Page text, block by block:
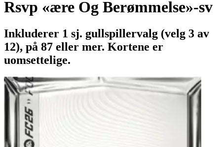
Rsvp «ære Og Berømmelse»-sv
Inkluderer 1 sj. gullspillervalg (velg 3 av
12), på 87 eller mer. Kortene er
uomsettelige.